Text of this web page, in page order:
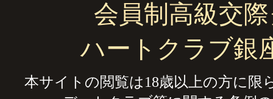
会員制高級交
ハートクラブ銀
本サイトの閲覧は18歳以上の方に限